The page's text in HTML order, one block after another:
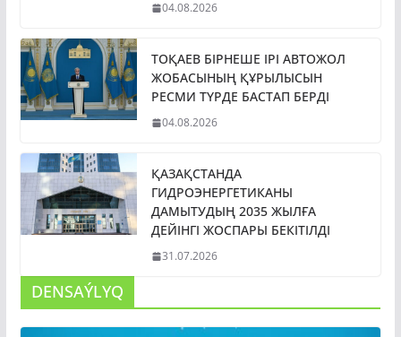
04.08.2026
ТОҚАЕВ БІРНЕШЕ ІРІ АВТОЖОЛ
ЖОБАСЫНЫҢ ҚҰРЫЛЫСЫН
РЕСМИ ТҮРДЕ БАСТАП БЕРДІ
04.08.2026
ҚАЗАҚСТАНДА
ГИДРОЭНЕРГЕТИКАНЫ
ДАМЫТУДЫҢ 2035 ЖЫЛҒА
ДЕЙІНГІ ЖОСПАРЫ БЕКІТІЛДІ
31.07.2026
DENSAÝLYQ